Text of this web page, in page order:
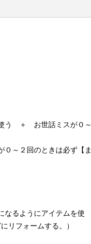
使う ＋ お世話ミスが０～
～２回のときは必ず【ま
なるようにアイテムを使
リフォームする。）